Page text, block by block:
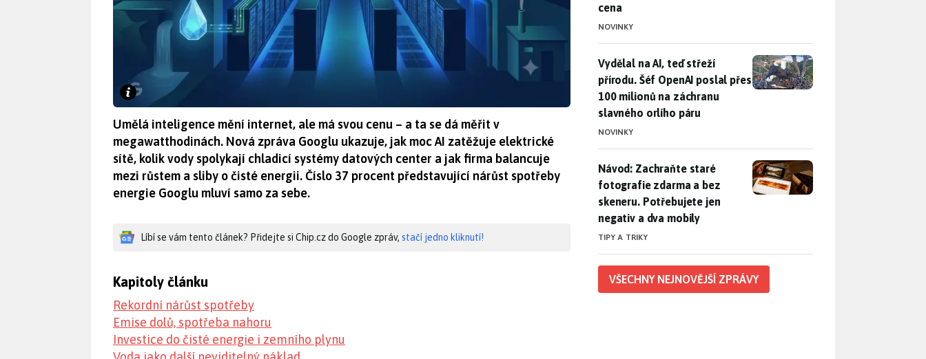
Umělá inteligence mění internet, ale má svou cenu – a ta se dá měřit v
megawatthodinách. Nová zpráva Googlu ukazuje, jak moc AI zatěžuje elektrické
sítě, kolik vody spolykají chladicí systémy datových center a jak firma balancuje
mezi růstem a sliby o čisté energii. Číslo 37 procent představující nárůst spotřeby
energie Googlu mluví samo za sebe.
Líbí se vám tento článek? Přidejte si Chip.cz do Google zpráv, stačí jedno kliknutí!
Kapitoly článku
Rekordní nárůst spotřeby
Emise dolů, spotřeba nahoru
Investice do čisté energie i zemního plynu
cena
NOVINKY
Vydělal na AI, teď střeží přírodu. Šéf OpenAI poslal přes 100
Vydělal na AI, teď střeží
přírodu. Šéf OpenAI poslal přes
100 milionů na záchranu
slavného orlího páru
NOVINKY
Návod: Zachraňte staré fotografie zdarma a bez skeneru.
Návod: Zachraňte staré
fotografie zdarma a bez
skeneru. Potřebujete jen
negativ a dva mobily
TIPY A TRIKY
VŠECHNY NEJNOVĚJŠÍ ZPRÁVY